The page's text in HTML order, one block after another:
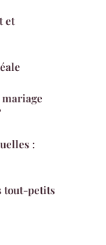
et
:
tout-petits